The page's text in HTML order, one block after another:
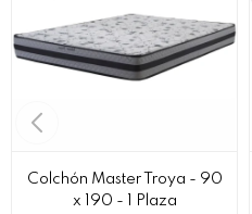
Colchón Master Troya - 90
x 190 - 1 Plaza